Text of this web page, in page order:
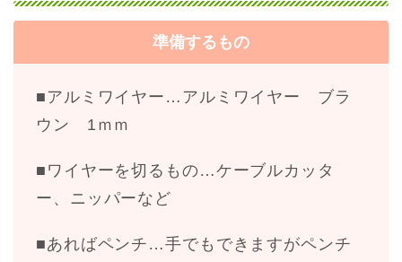
準備するもの
■アルミワイヤー…アルミワイヤー ブラ
ウン 1ｍｍ
■ワイヤーを切るもの…ケーブルカッタ
ー、ニッパーなど
■あればペンチ…手でもできますがペンチ